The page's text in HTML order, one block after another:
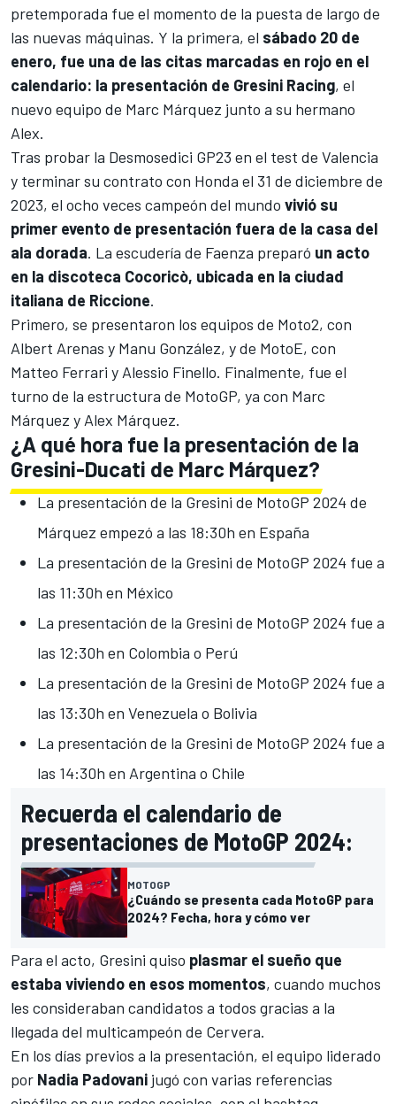
pretemporada fue el momento de la puesta de largo de
las nuevas máquinas. Y la primera, el sábado 20 de
enero, fue una de las citas marcadas en rojo en el
calendario: la presentación de Gresini Racing, el
nuevo equipo de Marc Márquez junto a su hermano
Alex.
Tras probar la Desmosedici GP23 en el test de Valencia
y terminar su contrato con Honda el 31 de diciembre de
2023, el ocho veces campeón del mundo vivió su
primer evento de presentación fuera de la casa del
ala dorada. La escudería de Faenza preparó un acto
en la discoteca Cocoricò, ubicada en la ciudad
italiana de Riccione.
Primero, se presentaron los equipos de Moto2, con
Albert Arenas y Manu González, y de MotoE, con
Matteo Ferrari y Alessio Finello. Finalmente, fue el
turno de la estructura de MotoGP, ya con Marc
Márquez y Alex Márquez.
¿A qué hora fue la presentación de la
Gresini-Ducati de Marc Márquez?
La presentación de la Gresini de MotoGP 2024 de
Márquez empezó a las 18:30h en España
La presentación de la Gresini de MotoGP 2024 fue a
las 11:30h en México
La presentación de la Gresini de MotoGP 2024 fue a
las 12:30h en Colombia o Perú
La presentación de la Gresini de MotoGP 2024 fue a
las 13:30h en Venezuela o Bolivia
La presentación de la Gresini de MotoGP 2024 fue a
las 14:30h en Argentina o Chile
Recuerda el calendario de
presentaciones de MotoGP 2024:
MOTOGP
¿Cuándo se presenta cada MotoGP para
2024? Fecha, hora y cómo ver
Para el acto, Gresini quiso plasmar el sueño que
estaba viviendo en esos momentos, cuando muchos
les consideraban candidatos a todos gracias a la
llegada del multicampeón de Cervera.
En los días previos a la presentación, el equipo liderado
por Nadia Padovani jugó con varias referencias